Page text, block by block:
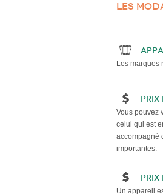
Les
Les marques
Prix
Vous pouvez
celui qui est
accompagné
importantes.
Prix
Un appareil